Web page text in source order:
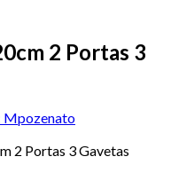
2 Portas 3
Mpozenato
2 Portas 3 Gavetas